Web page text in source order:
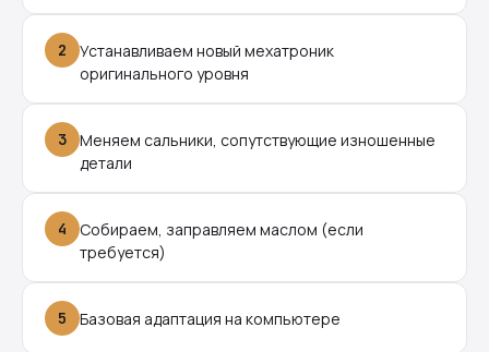
2
Устанавливаем новый мехатроник
оригинального уровня
3
Меняем сальники, сопутствующие изношенные
детали
4
Собираем, заправляем маслом (если
требуется)
5 Базовая адаптация на компьютере